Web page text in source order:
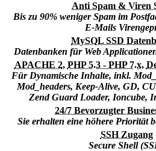
Anti Spam & Viren
Bis zu 90% weniger Spam im
E-Mails
MySQL SSD
Datenbanken für Web
APACHE 2, PHP 5.3 - PHP 7.x,
Für Dynamische Inhalte, inkl.
Mod_headers, Keep-Alive, GD,
Zend Guard Loader, Ioncube,
24/7 Bevorzugter
Sie erhalten eine höhere Priorität
SSH Zugang
Secure Shell